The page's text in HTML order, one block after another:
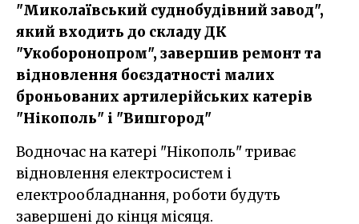
"Миколаївський суднобудівний завод",
який входить до складу ДК
"Укоборонопром", завершив ремонт та
відновлення боєздатності малих
броньованих артилерійських катерів
"Нікополь" і "Вишгород"
Водночас на катері "Нікополь" триває
відновлення електросистем і
електрообладнання, роботи будуть
завершені до кінця місяця.